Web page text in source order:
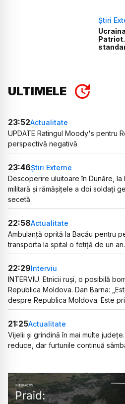
Știri
ULTIMELE
23:52Actualitate
UPDATE Ratingul Moody's pentru
perspectivă negativă
23:46Știri Externe
Descoperire uluitoare în Dunăre, la
militară și rămășițele a doi soldați
secetă
22:58Actualitate
Ambulanță oprită la Bacău pentru
transporta la spital o fetiță de un
22:29Interviu
INTERVIU. Etnicii ruși, o posibilă
Republica Moldova. Dan Barna:
despre Republica Moldova. Este
21:25Actualitate
Vijelii și grindină în mai multe
reduce, dar furtunile continuă